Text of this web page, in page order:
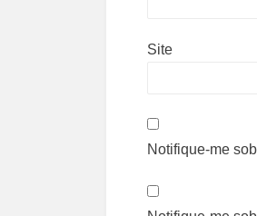
Site
Notifique-me